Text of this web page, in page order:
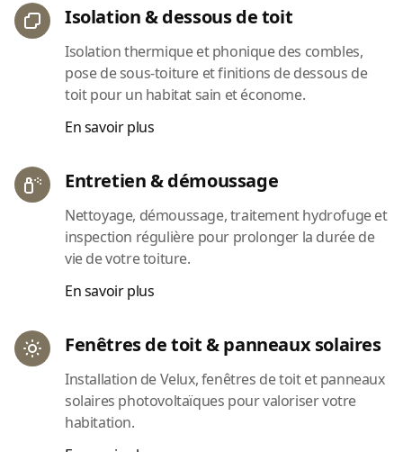
Isolation & dessous de toit
Isolation thermique et phonique des combles,
pose de sous-toiture et finitions de dessous de
toit pour un habitat sain et économe.
En savoir plus
Entretien & démoussage
Nettoyage, démoussage, traitement hydrofuge et
inspection régulière pour prolonger la durée de
vie de votre toiture.
En savoir plus
Fenêtres de toit & panneaux solaires
Installation de Velux, fenêtres de toit et panneaux
solaires photovoltaïques pour valoriser votre
habitation.